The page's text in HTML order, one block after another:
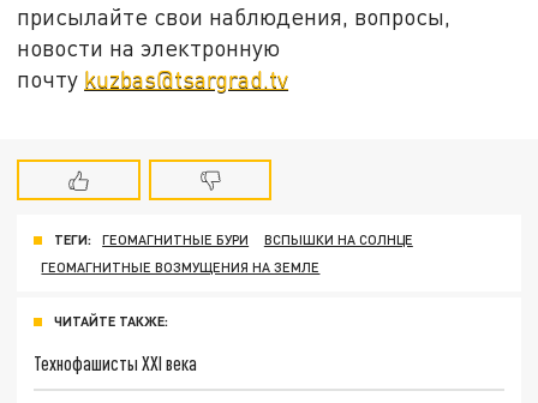
присылайте свои наблюдения, вопросы,
новости на электронную
почту kuzbas@tsargrad.tv
ТЕГИ: ГЕОМАГНИТНЫЕ БУРИ
ВСПЫШКИ НА СОЛНЦЕ
ГЕОМАГНИТНЫЕ ВОЗМУЩЕНИЯ НА ЗЕМЛЕ
ЧИТАЙТЕ ТАКЖЕ:
Технофашисты XXI века